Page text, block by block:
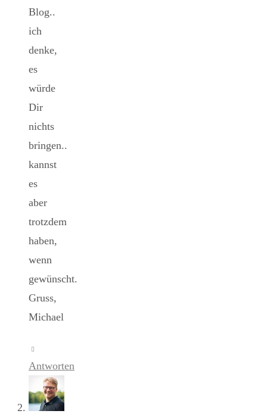
Blog..
ich
denke,
es
würde
Dir
nichts
bringen..
kannst
es
aber
trotzdem
haben,
wenn
gewünscht.
Gruss,
Michael
Antworten